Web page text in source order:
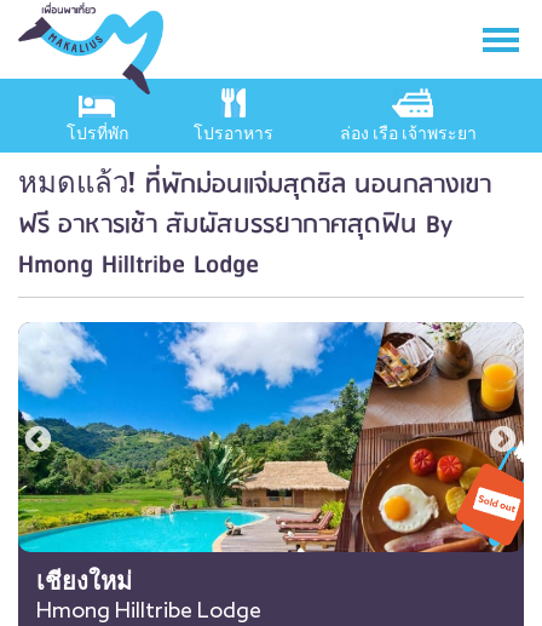
โปรที่พัก โปรอาหาร ล่อง เรือ เจ้าพระยา
หมดแล้ว! ที่พักม่อนแจ่มสุดชิล นอนกลางเขา
ฟรี อาหารเช้า สัมผัสบรรยากาศสุดฟิน By
Hmong Hilltribe Lodge
เชียงใหม่
Hmong Hilltribe Lodge